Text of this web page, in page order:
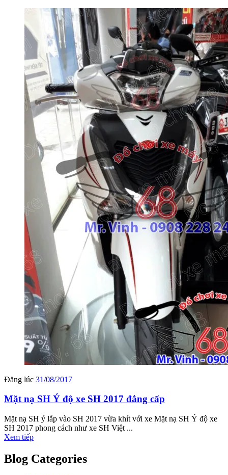
Đăng lúc 31/08/2017
Mặt nạ SH Ý độ xe SH 2017 đẳng cấp
Mặt nạ SH ý lắp vào SH 2017 vừa khít với xe Mặt nạ SH Ý độ xe
SH 2017 phong cách như xe SH Việt ...
Xem tiếp
Blog Categories